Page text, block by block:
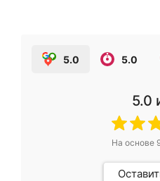
5.0 5.0
5.0
На основе